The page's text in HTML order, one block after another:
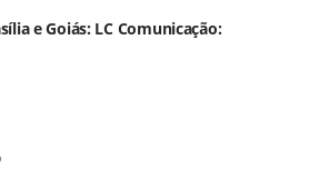
e Goiás: LC Comunicação: